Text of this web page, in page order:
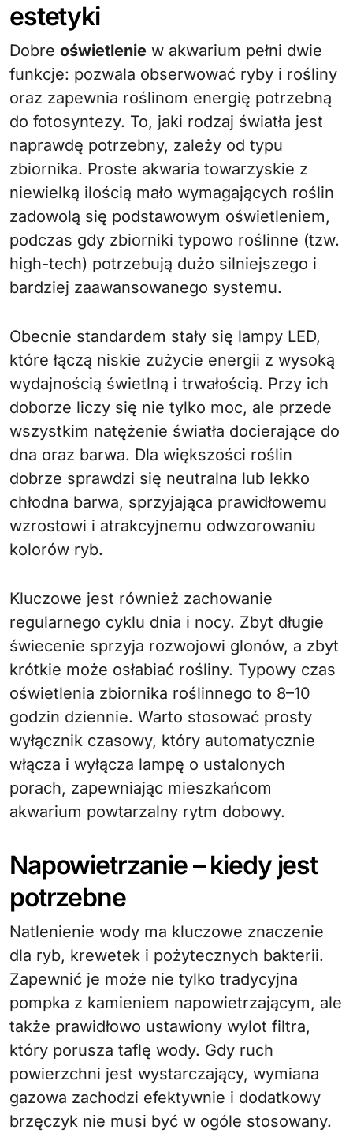
estetyki
Dobre oświetlenie w akwarium pełni dwie
funkcje: pozwala obserwować ryby i rośliny
oraz zapewnia roślinom energię potrzebną
do fotosyntezy. To, jaki rodzaj światła jest
naprawdę potrzebny, zależy od typu
zbiornika. Proste akwaria towarzyskie z
niewielką ilością mało wymagających roślin
zadowolą się podstawowym oświetleniem,
podczas gdy zbiorniki typowo roślinne (tzw.
high-tech) potrzebują dużo silniejszego i
bardziej zaawansowanego systemu.
Obecnie standardem stały się lampy LED,
które łączą niskie zużycie energii z wysoką
wydajnością świetlną i trwałością. Przy ich
doborze liczy się nie tylko moc, ale przede
wszystkim natężenie światła docierające do
dna oraz barwa. Dla większości roślin
dobrze sprawdzi się neutralna lub lekko
chłodna barwa, sprzyjająca prawidłowemu
wzrostowi i atrakcyjnemu odwzorowaniu
kolorów ryb.
Kluczowe jest również zachowanie
regularnego cyklu dnia i nocy. Zbyt długie
świecenie sprzyja rozwojowi glonów, a zbyt
krótkie może osłabiać rośliny. Typowy czas
oświetlenia zbiornika roślinnego to 8–10
godzin dziennie. Warto stosować prosty
wyłącznik czasowy, który automatycznie
włącza i wyłącza lampę o ustalonych
porach, zapewniając mieszkańcom
akwarium powtarzalny rytm dobowy.
Napowietrzanie – kiedy jest
potrzebne
Natlenienie wody ma kluczowe znaczenie
dla ryb, krewetek i pożytecznych bakterii.
Zapewnić je może nie tylko tradycyjna
pompka z kamieniem napowietrzającym, ale
także prawidłowo ustawiony wylot filtra,
który porusza taflę wody. Gdy ruch
powierzchni jest wystarczający, wymiana
gazowa zachodzi efektywnie i dodatkowy
brzęczyk nie musi być w ogóle stosowany.